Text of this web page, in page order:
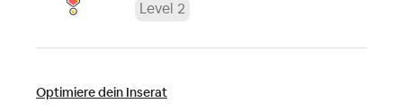
Level 2
Optimiere dein Inserat